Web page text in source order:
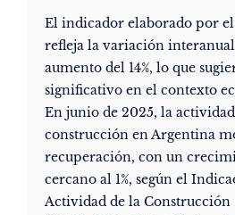
El indicador elaborado por
refleja la variación
aumento del 14%, lo que
significativo en el contexto
En junio de 2025, la
construcción en Argentina
recuperación, con un
cercano al 1%, según el
Actividad de la Construcción